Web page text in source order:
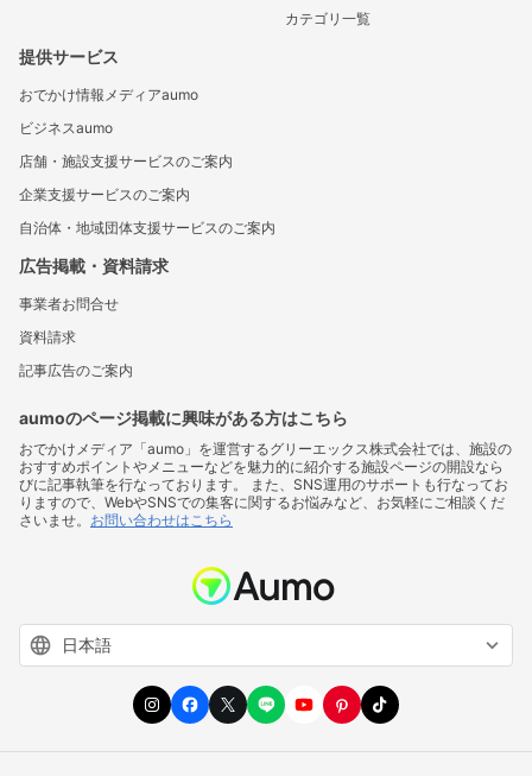
カテゴリ一覧
提供サービス
おでかけ情報メディアaumo
ビジネスaumo
店舗・施設支援サービスのご案内
企業支援サービスのご案内
自治体・地域団体支援サービスのご案内
広告掲載・資料請求
事業者お問合せ
資料請求
記事広告のご案内
aumoのページ掲載に興味がある方はこちら
おでかけメディア「aumo」を運営するグリーエックス株式会社では、施設の
おすすめポイントやメニューなどを魅力的に紹介する施設ページの開設なら
びに記事執筆を行なっております。 また、SNS運用のサポートも行なってお
りますので、WebやSNSでの集客に関するお悩みなど、お気軽にご相談くだ
さいませ。 お問い合わせはこちら